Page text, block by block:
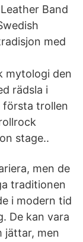
Band
med
mytologi den
rädsla i
första trollen
stage..
men de
traditionen
i modern tid
De kan vara
jättar, men